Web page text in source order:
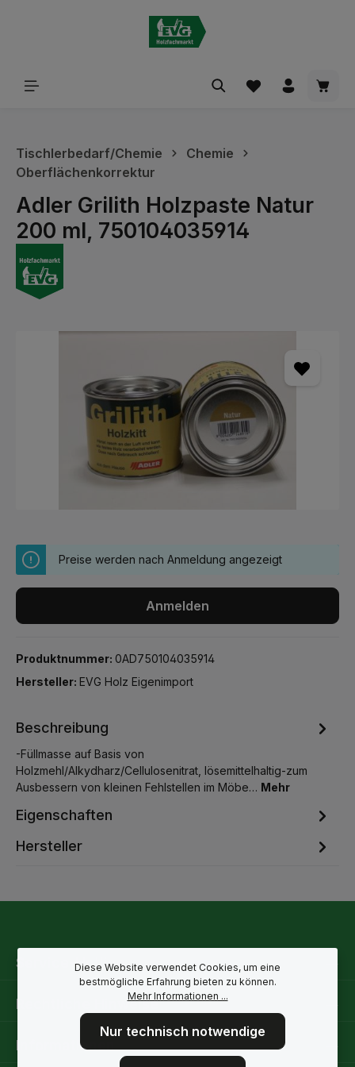
Tischlerbedarf/Chemie
Chemie
Oberflächenkorrektur
Adler Grilith Holzpaste Natur
200 ml, 750104035914
Preise werden nach Anmeldung angezeigt
Anmelden
Produktnummer: 0AD750104035914
Hersteller: EVG Holz Eigenimport
Beschreibung
-Füllmasse auf Basis von
Holzmehl/Alkydharz/Cellulosenitrat, lösemittelhaltig-zum
Ausbessern von kleinen Fehlstellen im Möbe… Mehr
Eigenschaften
Hersteller
Service-Hotline
Rechtliche Hinweise
Informationen
Diese Website verwendet Cookies, um eine
bestmögliche Erfahrung bieten zu können.
Mehr Informationen ...
Nur technisch notwendige